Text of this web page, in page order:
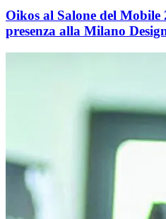
Oikos al Salone del Mobile
presenza alla Milano